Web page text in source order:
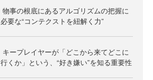
物事の根底にあるアルゴリズムの把握に
必要な“コンテクストを紐解く力”
キープレイヤーが「どこから来てどこに
行くか」という、“好き嫌い”を知る重要性